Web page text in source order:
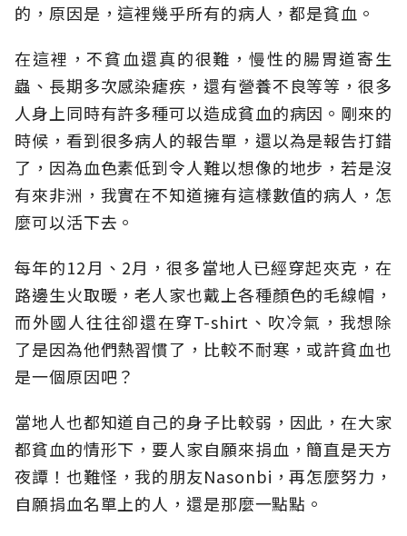
的，原因是，這裡幾乎所有的病人，都是貧血。
在這裡，不貧血還真的很難，慢性的腸胃道寄生
蟲、長期多次感染瘧疾，還有營養不良等等，很多
人身上同時有許多種可以造成貧血的病因。剛來的
時候，看到很多病人的報告單，還以為是報告打錯
了，因為血色素低到令人難以想像的地步，若是沒
有來非洲，我實在不知道擁有這樣數值的病人，怎
麼可以活下去。
每年的12月、2月，很多當地人已經穿起夾克，在
路邊生火取暖，老人家也戴上各種顏色的毛線帽，
而外國人往往卻還在穿T-shirt、吹冷氣，我想除
了是因為他們熱習慣了，比較不耐寒，或許貧血也
是一個原因吧？
當地人也都知道自己的身子比較弱，因此，在大家
都貧血的情形下，要人家自願來捐血，簡直是天方
夜譚！也難怪，我的朋友Nasonbi，再怎麼努力，
自願捐血名單上的人，還是那麼一點點。